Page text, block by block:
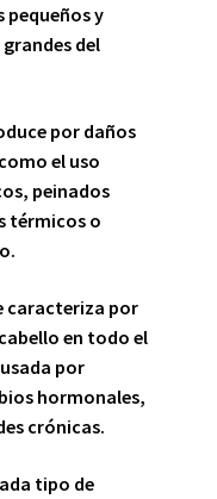
pequeños y
del
por daños
el uso
peinados
térmicos o
caracteriza por
en todo el
por
hormonales,
crónicas.
tipo de